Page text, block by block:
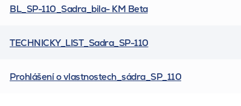
BL_SP-110_Sadra_bila- KM Beta
TECHNICKY_LIST_Sadra_SP-110
Prohlášení o vlastnostech_sádra_SP_110